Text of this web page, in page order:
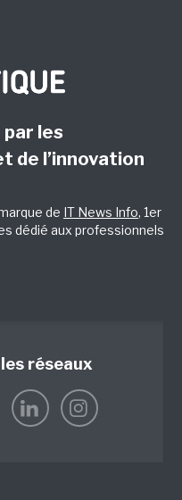
les
de l’innovation
de IT News Info, 1er
dédié aux professionnels
réseaux